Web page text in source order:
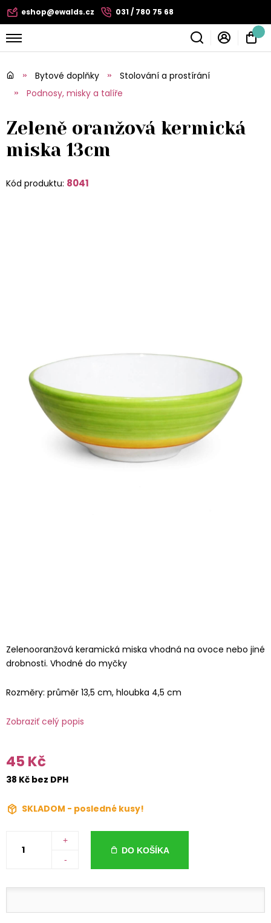
eshop@ewalds.cz 031 / 780 75 68
Bytové doplňky
Stolování a prostírání
Podnosy, misky a talíře
Zeleně oranžová kermická
miska 13cm
Kód produktu: 8041
Zelenooranžová keramická miska vhodná na ovoce nebo jiné
drobnosti. Vhodné do myčky
Rozměry: průměr 13,5 cm, hloubka 4,5 cm
Zobraziť celý popis
45 Kč
38 Kč bez DPH
SKLADOM - posledné kusy!
+
-
DO KOŠÍKA